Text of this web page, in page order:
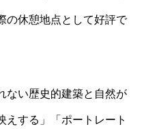
の休憩地点として好評で
ない歴史的建築と自然が
えする」「ポートレート